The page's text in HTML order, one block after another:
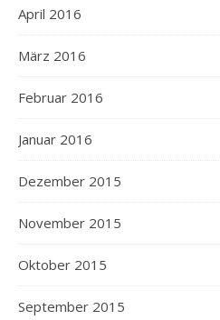
April 2016
März 2016
Februar 2016
Januar 2016
Dezember 2015
November 2015
Oktober 2015
September 2015